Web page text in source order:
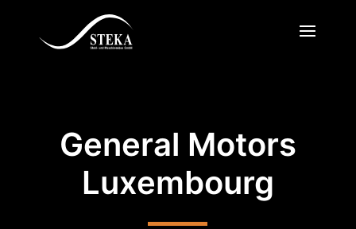
General Motors
Luxembourg